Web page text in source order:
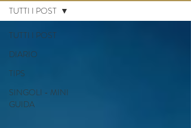
TUTTI I POST
DIARIO
TIPS
SINGOLI - MINI
GUIDA
TUTTI I POST